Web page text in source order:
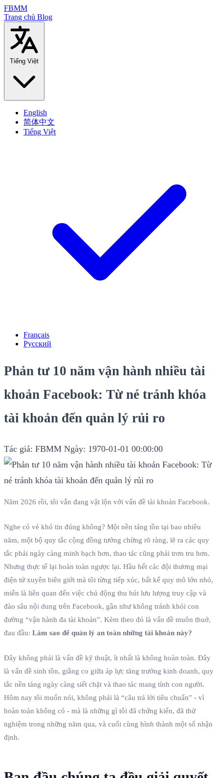
FBMM
Trang chủ Blog
Tiếng Việt
English
简体中文
Tiếng Việt
Français
Русский
Phản tư 10 năm vận hành nhiều tài
khoản Facebook: Từ né tránh khóa
tài khoản đến quản lý rủi ro
Tác giả: FBMM Ngày: 1970-01-01 00:00:00
Năm 2026 rồi, tôi vẫn đang vật lộn với vấn đề tài khoản Facebook.
Nghe có vẻ khó tin đúng không? Một nền tảng tồn tại bao nhiêu
năm, một bộ quy tắc cộng đồng tưởng chừng rõ ràng, lẽ ra các quy
tắc phải ngày càng minh bạch hơn, thao tác cũng phải trơn tru hơn.
Nhưng thực tế lại hoàn toàn ngược lại. Hầu hết các đội thương mại
điện tử xuyên biên giới mà tôi từng tiếp xúc, bất kể quy mô lớn nhỏ,
miễn là liên quan đến việc chủ động thu hút lưu lượng truy cập và
đào sâu nội dung trên Facebook, gần như không tránh khỏi con
đường “vận hành đa tài khoản”. Kèm theo đó là vấn đề muôn thuở,
đau đầu: Làm sao để quản lý an toàn những tài khoản này?
Đây không phải là vấn đề kỹ thuật, ít nhất là không hoàn toàn. Đây
là vấn đề sinh tồn, giằng co giữa áp lực tăng trưởng kinh doanh, quy
tắc nền tảng ngày càng siết chặt và thao tác mang tính con người.
Hôm nay tôi muốn nói, không phải là “câu trả lời tiêu chuẩn” - vì
hoàn toàn không có - mà là những gì tôi đã chứng kiến, đã thử
nghiệm trong những năm qua, và cuối cùng hình thành một số nhận
định.